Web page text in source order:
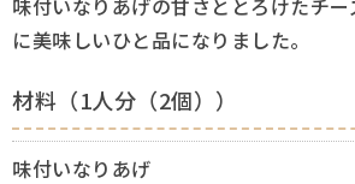
に美味しいひと品になりました。
材料（1人分（2個））
味付いなりあげ